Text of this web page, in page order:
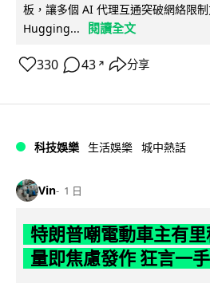
板，讓多個 AI 代理互通突破網絡限
Hugging...
閱讀全文
330 43 ↗ 分享
科技娛樂 生活娛樂 城中熱話
Vin 1 日
特朗普嘲電動車主有
量即焦慮發作 狂言一